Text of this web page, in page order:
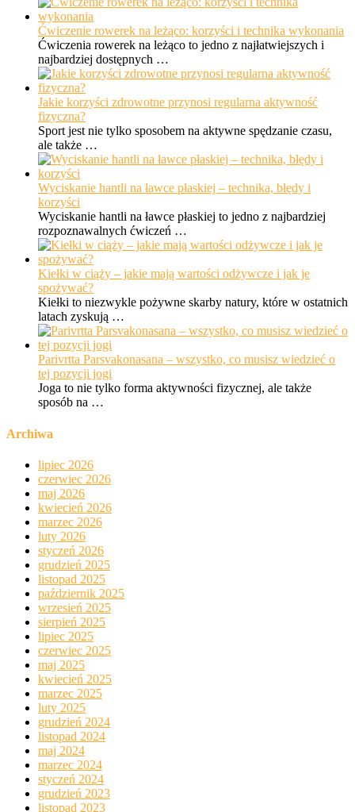
Ćwiczenie rowerek na leżąco: korzyści i technika wykonania
Ćwiczenia rowerek na leżąco to jedno z najłatwiejszych i
najbardziej dostępnych …
Jakie korzyści zdrowotne przynosi regularna aktywność
fizyczna?
Sport jest nie tylko sposobem na aktywne spędzanie czasu,
ale także …
Wyciskanie hantli na ławce płaskiej – technika, błędy i
korzyści
Wyciskanie hantli na ławce płaskiej to jedno z najbardziej
rozpoznawalnych ćwiczeń …
Kiełki w ciąży – jakie mają wartości odżywcze i jak je
spożywać?
Kiełki to niezwykle pożywne skarby natury, które w ostatnich
latach zyskują …
Parivrtta Parsvakonasana – wszystko, co musisz wiedzieć o
tej pozycji jogi
Joga to nie tylko forma aktywności fizycznej, ale także
sposób na …
Archiwa
lipiec 2026
czerwiec 2026
maj 2026
kwiecień 2026
marzec 2026
luty 2026
styczeń 2026
grudzień 2025
listopad 2025
październik 2025
wrzesień 2025
sierpień 2025
lipiec 2025
czerwiec 2025
maj 2025
kwiecień 2025
marzec 2025
luty 2025
grudzień 2024
listopad 2024
maj 2024
marzec 2024
styczeń 2024
grudzień 2023
listopad 2023